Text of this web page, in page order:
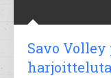
Savo